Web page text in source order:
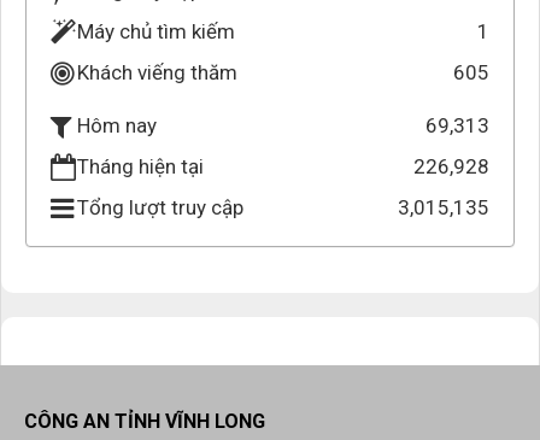
Máy chủ tìm kiếm
1
Khách viếng thăm
605
Hôm nay
69,313
Tháng hiện tại
226,928
Tổng lượt truy cập
3,015,135
CÔNG AN TỈNH VĨNH LONG